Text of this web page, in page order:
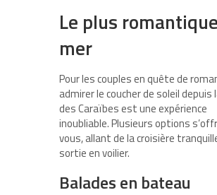
Le plus
mer
Pour les couples en quête de
admirer le coucher de soleil depuis
des Caraïbes est une expérience
inoubliable. Plusieurs options
vous, allant de la croisière
sortie en voilier.
Balades en bateau